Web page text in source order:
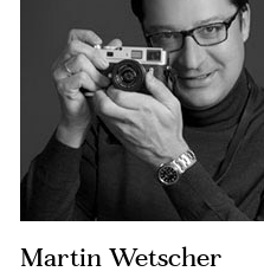
Martin Wetscher